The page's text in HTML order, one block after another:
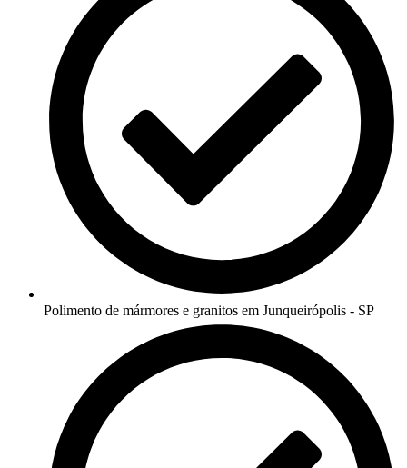
Polimento de mármores e granitos em Junqueirópolis - SP